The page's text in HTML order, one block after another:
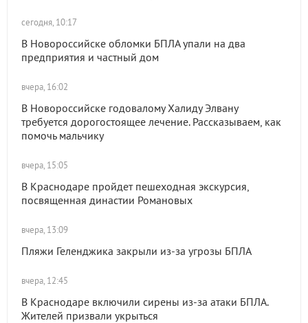
сегодня, 10:17
В Новороссийске обломки БПЛА упали на два
предприятия и частный дом
вчера, 16:02
В Новороссийске годовалому Халиду Элвану
требуется дорогостоящее лечение. Рассказываем, как
помочь мальчику
вчера, 15:05
В Краснодаре пройдет пешеходная экскурсия,
посвященная династии Романовых
вчера, 13:09
Пляжи Геленджика закрыли из-за угрозы БПЛА
вчера, 12:45
В Краснодаре включили сирены из-за атаки БПЛА.
Жителей призвали укрыться